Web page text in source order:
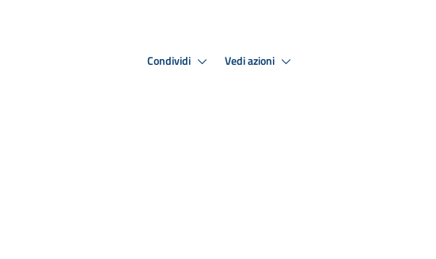
Condividi Vedi azioni